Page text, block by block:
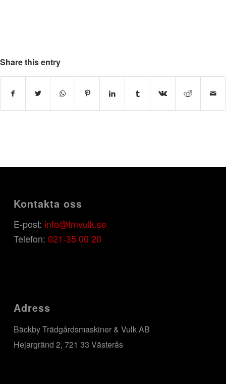
Share this entry
Kontakta oss
E-post: info@tmvulk.se
Telefon: 021-35 00 20
Adress
Bäckby Trädgårdsmaskiner & Vulk AB
Hejargränd 2, 721 33 Västerås